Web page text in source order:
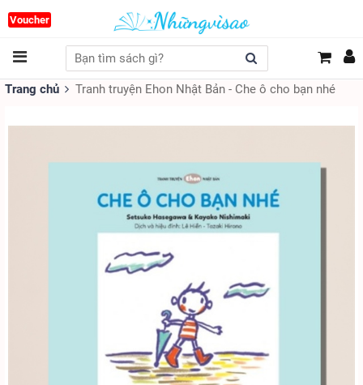
Voucher
Trang chủ Tranh truyện Ehon Nhật Bản - Che ô cho bạn nhé